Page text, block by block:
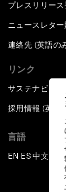
プレスリリー
ニュースレタ
連絡先 (英語の
リンク
サステナビリテ
採用情報 (英語
言語
EN ▪ES▪中文▪ 日